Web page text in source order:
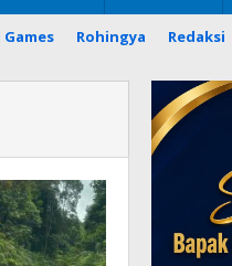
Games Rohingya Redaksi